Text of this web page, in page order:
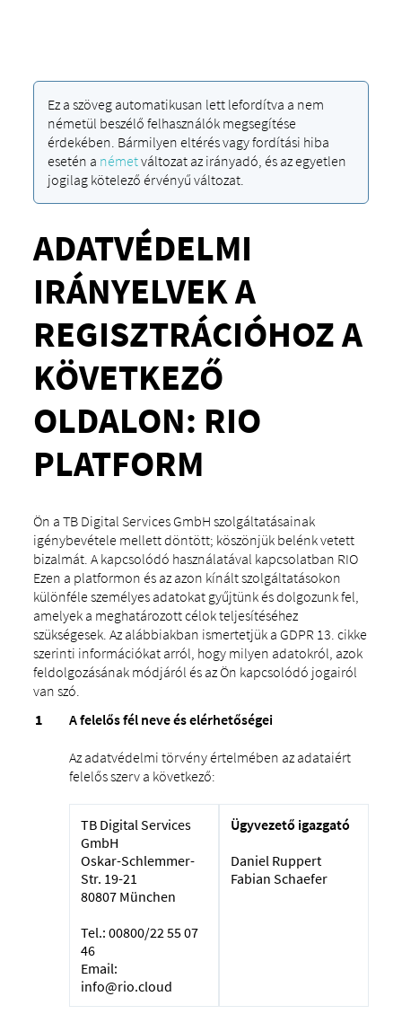
Ez a szöveg automatikusan lett lefordítva a nem
németül beszélő felhasználók megsegítése
érdekében. Bármilyen eltérés vagy fordítási hiba
esetén a németváltozat az irányadó, és az egyetlen
jogilag kötelező érvényű változat.
ADATVÉDELMI
IRÁNYELVEK A
REGISZTRÁCIÓHOZ A
KÖVETKEZŐ
OLDALON: RIO
PLATFORM
Ön a TB Digital Services GmbH szolgáltatásainak
igénybevétele mellett döntött; köszönjük belénk vetett
bizalmát. A kapcsolódó használatával kapcsolatban RIO
Ezen a platformon és az azon kínált szolgáltatásokon
különféle személyes adatokat gyűjtünk és dolgozunk fel,
amelyek a meghatározott célok teljesítéséhez
szükségesek. Az alábbiakban ismertetjük a GDPR 13. cikke
szerinti információkat arról, hogy milyen adatokról, azok
feldolgozásának módjáról és az Ön kapcsolódó jogairól
van szó.
A felelős fél neve és elérhetőségei
Az adatvédelmi törvény értelmében az adataiért
felelős szerv a következő:
TB Digital Services
GmbH
Oskar-Schlemmer-
Str. 19-21
80807 München
Tel.: 00800/22 55 07
46
Email:
info@rio.cloud
Ügyvezető igazgató
Daniel Ruppert
Fabian Schaefer